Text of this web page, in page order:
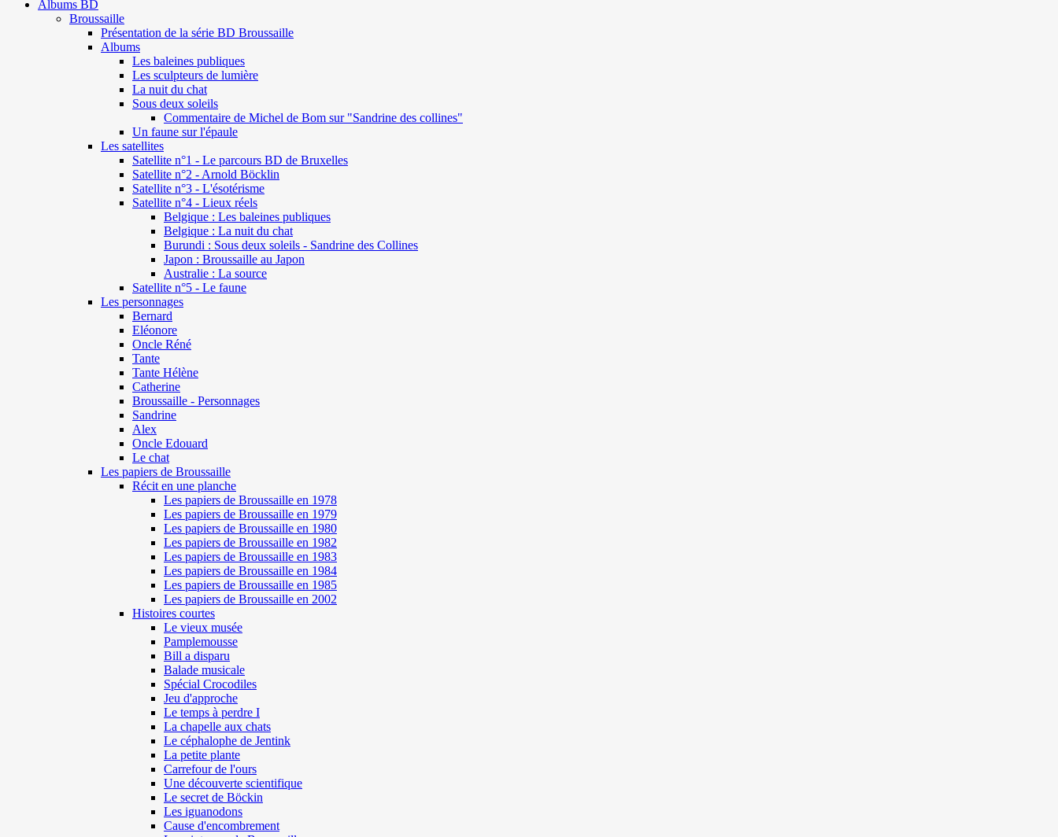
Albums BD
Broussaille
Présentation de la série BD Broussaille
Albums
Les baleines publiques
Les sculpteurs de lumière
La nuit du chat
Sous deux soleils
Commentaire de Michel de Bom sur "Sandrine des collines"
Un faune sur l'épaule
Les satellites
Satellite n°1 - Le parcours BD de Bruxelles
Satellite n°2 - Arnold Böcklin
Satellite n°3 - L'ésotérisme
Satellite n°4 - Lieux réels
Belgique : Les baleines publiques
Belgique : La nuit du chat
Burundi : Sous deux soleils - Sandrine des Collines
Japon : Broussaille au Japon
Australie : La source
Satellite n°5 - Le faune
Les personnages
Bernard
Eléonore
Oncle Réné
Tante
Tante Hélène
Catherine
Broussaille - Personnages
Sandrine
Alex
Oncle Edouard
Le chat
Les papiers de Broussaille
Récit en une planche
Les papiers de Broussaille en 1978
Les papiers de Broussaille en 1979
Les papiers de Broussaille en 1980
Les papiers de Broussaille en 1982
Les papiers de Broussaille en 1983
Les papiers de Broussaille en 1984
Les papiers de Broussaille en 1985
Les papiers de Broussaille en 2002
Histoires courtes
Le vieux musée
Pamplemousse
Bill a disparu
Balade musicale
Spécial Crocodiles
Jeu d'approche
Le temps à perdre I
La chapelle aux chats
Le céphalophe de Jentink
La petite plante
Carrefour de l'ours
Une découverte scientifique
Le secret de Böckin
Les iguanodons
Cause d'encombrement